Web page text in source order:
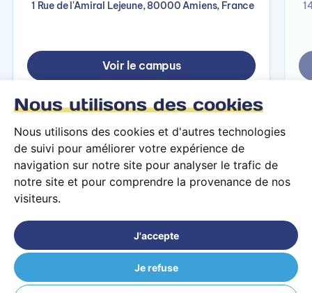
Nous utilisons des cookies
Nous utilisons des cookies et d'autres technologies
de suivi pour améliorer votre expérience de
navigation sur notre site pour analyser le trafic de
notre site et pour comprendre la provenance de nos
visiteurs.
J'accepte
Je refuse
1 Rue de l'Amiral Lejeune, 80000 Amiens, France
Voir le campus
Conditions générales d’utilisation
© 2026 PARCOURS Privé tous droits réservés